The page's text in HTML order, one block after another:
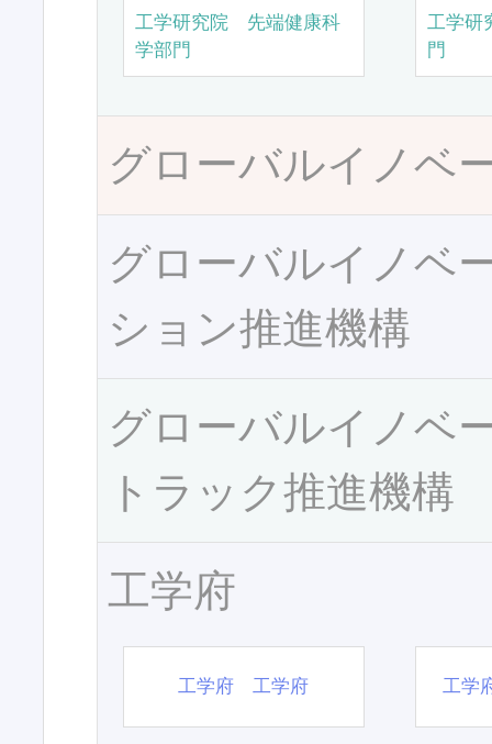
工学研究院 先端健康科
学部門
工学研
門
グローバルイノベ
グローバルイノベ
ション推進機構
グローバルイノベ
トラック推進機構
工学府
工学府 工学府 工学